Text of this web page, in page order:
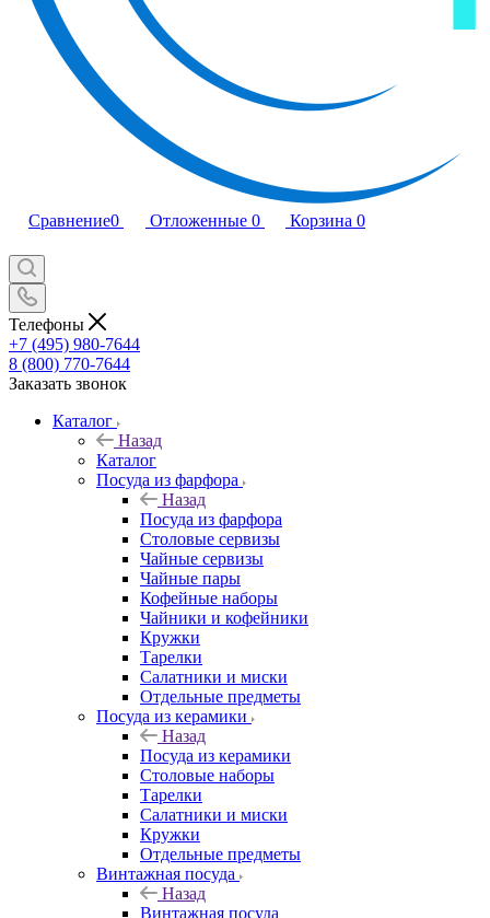
Сравнение0 Отложенные 0 Корзина 0
Телефоны
+7 (495) 980-7644
8 (800) 770-7644
Заказать звонок
Каталог
Назад
Каталог
Посуда из фарфора
Назад
Посуда из фарфора
Столовые сервизы
Чайные сервизы
Чайные пары
Кофейные наборы
Чайники и кофейники
Кружки
Тарелки
Салатники и миски
Отдельные предметы
Посуда из керамики
Назад
Посуда из керамики
Столовые наборы
Тарелки
Салатники и миски
Кружки
Отдельные предметы
Винтажная посуда
Назад
Винтажная посуда